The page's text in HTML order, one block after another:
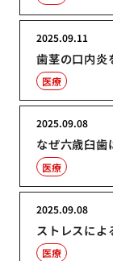
歯茎の口内炎
2025.09.11
医療
なぜ六歳臼歯
2025.09.08
医療
ストレスによ
2025.09.08
医療